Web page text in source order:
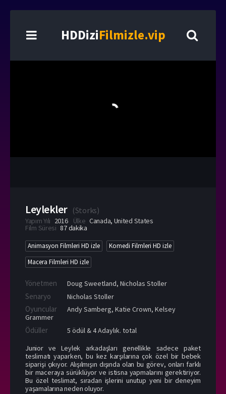
HDDiziFilmizle.vip
Leylekler (Storks)
Yapım Yılı 2016 Ülke Canada, United States
Film Süresi 87 dakika
Animasyon Filmleri HD izle
Komedi Filmleri HD izle
Macera Filmleri HD izle
Yönetmen Doug Sweetland, Nicholas Stoller
Senaryo Nicholas Stoller
Oyuncular Andy Samberg, Katie Crown, Kelsey
Grammer
Ödüller
5 ödül & 4 Adaylık. total
Junior ve Leylek arkadaşları genellikle sadece paket
teslimatı yaparken, bu kez karşılarına çok özel bir bebek
siparişi çıkıyor. Alışılmışın dışında olan bu görev, onları farklı
bir maceraya sürüklüyor ve istisna yapmalarını gerektiriyor.
Bu özel teslimat, sıradan işlerini unutup yeni bir deneyim
yaşamalarına neden oluyor.